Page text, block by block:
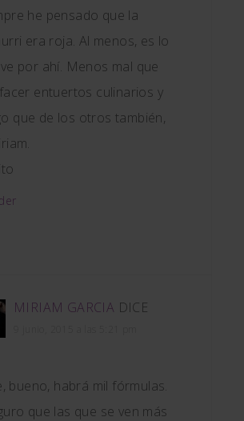
he pensado que la
era roja. Al menos, es lo
por ahí. Menos mal que
entuertos culinarios y
que de los otros también,
MIRIAM GARCIA DICE
bueno, habrá mil fórmulas.
que las que se ven más